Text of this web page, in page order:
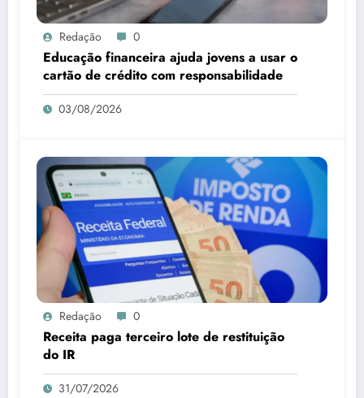
Redação 0
Educação financeira ajuda jovens a usar o
cartão de crédito com responsabilidade
03/08/2026
Redação 0
Receita paga terceiro lote de restituição
do IR
31/07/2026